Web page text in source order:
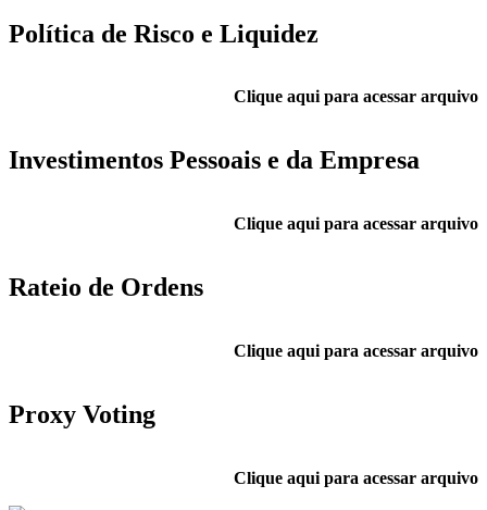
Política de Risco e Liquidez
Clique aqui para acessar arquivo
Investimentos Pessoais e da Empresa
Clique aqui para acessar arquivo
Rateio de Ordens
Clique aqui para acessar arquivo
Proxy Voting
Clique aqui para acessar arquivo